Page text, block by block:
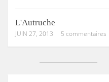
L'Autruche
JUIN 27, 2013 5 commentaires